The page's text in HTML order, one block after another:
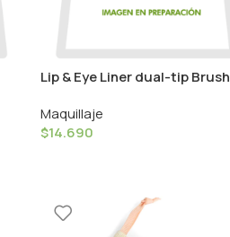
Lip & Eye Liner dual-tip Brush
Maquillaje
$14.690